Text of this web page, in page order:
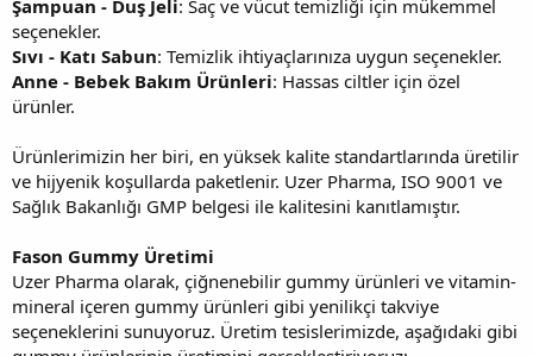
Şampuan - Duş Jeli: Saç ve vücut temizliği için mükemmel
seçenekler.
Sıvı - Katı Sabun: Temizlik ihtiyaçlarınıza uygun seçenekler.
Anne - Bebek Bakım Ürünleri: Hassas ciltler için özel
ürünler.
Ürünlerimizin her biri, en yüksek kalite standartlarında üretilir
ve hijyenik koşullarda paketlenir. Uzer Pharma, ISO 9001 ve
Sağlık Bakanlığı GMP belgesi ile kalitesini kanıtlamıştır.
Fason Gummy Üretimi
Uzer Pharma olarak, çiğnenebilir gummy ürünleri ve vitamin-
mineral içeren gummy ürünleri gibi yenilikçi takviye
seçeneklerini sunuyoruz. Üretim tesislerimizde, aşağıdaki gibi